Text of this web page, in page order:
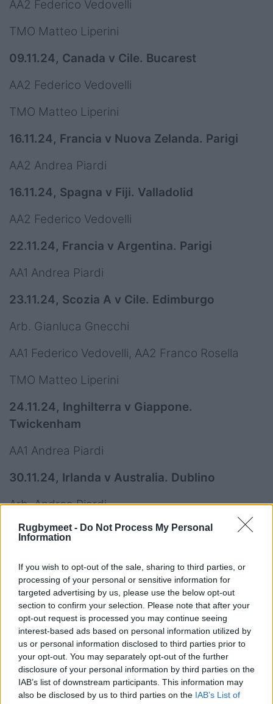
Rugbymeet - Do Not Process My Personal
Information
If you wish to opt-out of the sale, sharing to third parties, or
processing of your personal or sensitive information for
targeted advertising by us, please use the below opt-out
section to confirm your selection. Please note that after your
opt-out request is processed you may continue seeing
interest-based ads based on personal information utilized by
us or personal information disclosed to third parties prior to
your opt-out. You may separately opt-out of the further
disclosure of your personal information by third parties on the
IAB’s list of downstream participants. This information may
also be disclosed by us to third parties on the IAB’s List of
AA2 Federico Vedovelli
TMO Matteo Liperini
09.11.24, Canada v Cile. Bucarest
AA2 Federico Vedovelli
TMO Matteo Liperini
16.11.24, Francia v Nuova Zelanda. Parigi
AA2 Andrea Piardi
16.11.24, Spagna v Fiji. Valladolid
AA2 Federico Vedovelli
22.11.24, Francia v Argentina. Parigi
AA1 Andrea Piardi
23.11.24, Scozia A v Cile. Edimburgo
Arb. Gianluca Gnecchi
AA1 Federico Vedovelli, AA2 Franco Rosella
TMO Matteo Liperini
24.11.24, Inghilterra v Giappone.
Twickenham
AA1 Andrea Piardi
30.11.24, Irlanda v Australia. Dublino
Arb. Andrea Piardi
AA2 Gianluca Gnecchi
Un giapponese tra le
scelte
Esordio anche per un arbitro giapponese tra le
big mondiali. Trattasi del signor Takehito
Namekawa.Per lui un test iniziale al Thomod